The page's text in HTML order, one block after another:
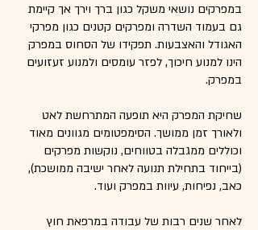
במפרקים נושאי משקל כגון ברך וירך אך קיימת
גם בעמוד השדרה ומפרקים קטנים כגון מפרקי
האגודל והאצבעות. תפקידו של הסחוס במפרק
הינו למנוע חיכוך, לפזר עומסים ולמנוע זעזועים
במפרק.
שחיקת המפרק היא תופעה המתרחשת לאט
ולאורך זמן ממושך. הסימפטומים מגוונים מאוד
וכוללים ממגבלה בטווחים, נוקשות מפרקים
(בייחוד בתחילת תנועה לאחר ישיבה ממושכת),
כאב, נפיחות, עיוות במפרק ועוד.
לאחר שנים רבות של עבודה במרפאת חוץ